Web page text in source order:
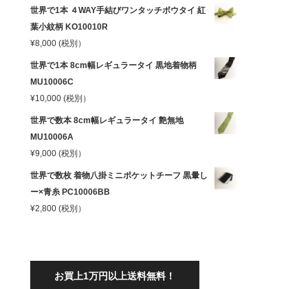
世界で1本 ４WAY手結びワンタッチボウタイ 紅
葉小紋柄 KO10010R
¥8,000 (税別）
世界で1本 8cm幅レギュラータイ 黒地着物柄
MU10006C
¥10,000 (税別）
世界で数本 8cm幅レギュラータイ 艶無地
MU10006A
¥9,000 (税別）
世界で数枚 着物八掛ミニポケットチーフ 黒暈し
ー×青糸 PC10006BB
¥2,800 (税別）
お買上1万円以上送料無料！